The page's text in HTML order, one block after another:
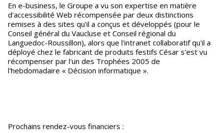
En e-business, le Groupe a vu son expertise en matière
d'accessibilité Web récompensée par deux distinctions
remises à des sites qu'il a conçus et développés (pour le
Conseil général du Vaucluse et Conseil régional du
Languedoc-Roussillon), alors que l'intranet collaboratif qu'il a
déployé chez le fabricant de produits festifs César s'est vu
récompenser par l'un des Trophées 2005 de
l'hebdomadaire « Décision informatique ».
Prochains rendez-vous financiers :